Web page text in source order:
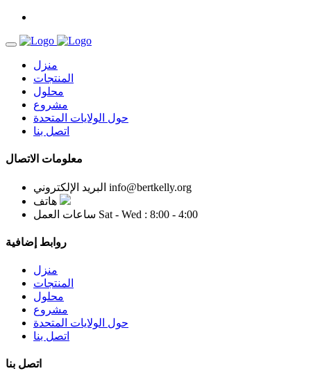
منزل
المنتجات
محلول
مشروع
حول الولايات المتحدة
اتصل بنا
معلومات الاتصال
البريد الإلكتروني info@bertkelly.org
هاتف
ساعات العمل Sat - Wed : 8:00 - 4:00
روابط إضافية
منزل
المنتجات
محلول
مشروع
حول الولايات المتحدة
اتصل بنا
اتصل بنا